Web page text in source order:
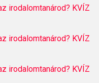
irodalomtanárod? KVÍZ
irodalomtanárod? KVÍZ
irodalomtanárod? KVÍZ